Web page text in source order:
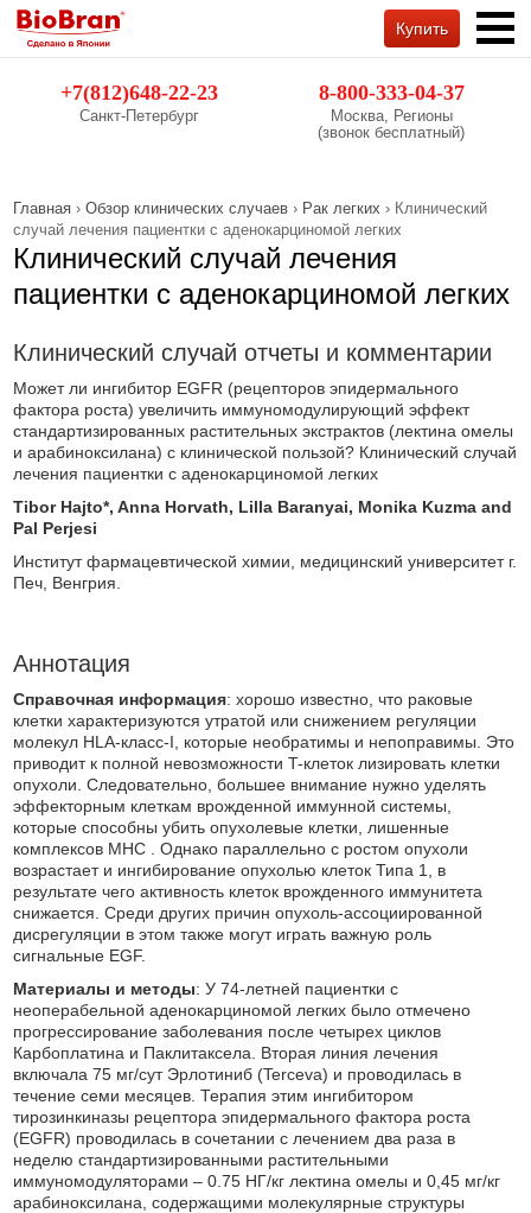
+7(812)648-22-23
Санкт-Петербург
8-800-333-04-37
Москва, Регионы
(звонок бесплатный)
Купить
Главная ›Обзор клинических случаев › Рак легких › Клинический
случай лечения пациентки с аденокарциномой легких
Клинический случай лечения
пациентки с аденокарциномой легких
Клинический случай отчеты и комментарии
Может ли ингибитор EGFR (рецепторов эпидермального
фактора роста) увеличить иммуномодулирующий эффект
стандартизированных растительных экстрактов (лектина омелы
и арабиноксилана) с клинической пользой? Клинический случай
лечения пациентки с аденокарциномой легких
Tibor Hajto*, Anna Horvath, Lilla Baranyai, Monika Kuzma and
Pal Perjesi
Институт фармацевтической химии, медицинский университет г.
Печ, Венгрия.
Аннотация
Справочная информация: хорошо известно, что раковые
клетки характеризуются утратой или снижением регуляции
молекул HLA-класс-I, которые необратимы и непоправимы. Это
приводит к полной невозможности T-клеток лизировать клетки
опухоли. Следовательно, большее внимание нужно уделять
эффекторным клеткам врожденной иммунной системы,
которые способны убить опухолевые клетки, лишенные
комплексов MHC . Однако параллельно с ростом опухоли
возрастает и ингибирование опухолью клеток Типа 1, в
результате чего активность клеток врожденного иммунитета
снижается. Среди других причин опухоль-ассоциированной
дисрегуляции в этом также могут играть важную роль
сигнальные EGF.
Материалы и методы: У 74-летней пациентки с
неоперабельной аденокарциномой легких было отмечено
прогрессирование заболевания после четырех циклов
Карбоплатина и Паклитаксела. Вторая линия лечения
включала 75 мг/сут Эрлотиниб (Terceva) и проводилась в
течение семи месяцев. Терапия этим ингибитором
тирозинкиназы рецептора эпидермального фактора роста
(EGFR) проводилась в сочетании с лечением два раза в
неделю стандартизированными растительными
иммуномодуляторами – 0.75 НГ/кг лектина омелы и 0,45 мг/кг
арабиноксилана, содержащими молекулярные структуры